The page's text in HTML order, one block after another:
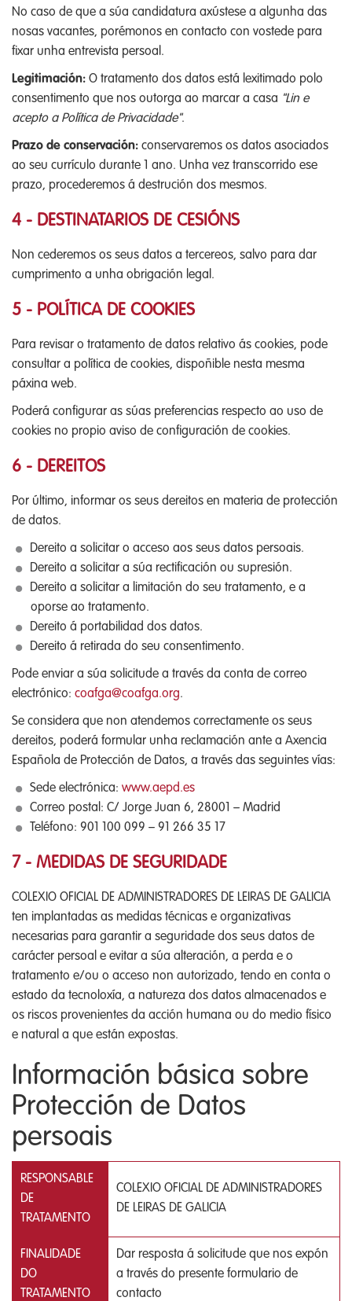
No caso de que a súa candidatura axústese a algunha das
nosas vacantes, porémonos en contacto con vostede para
fixar unha entrevista persoal.
Legitimación: O tratamento dos datos está lexitimado polo
consentimento que nos outorga ao marcar a casa "Lin e
acepto a Política de Privacidade".
Prazo de conservación: conservaremos os datos asociados
ao seu currículo durante 1 ano. Unha vez transcorrido ese
prazo, procederemos á destrución dos mesmos.
4 - DESTINATARIOS DE CESIÓNS
Non cederemos os seus datos a tercereos, salvo para dar
cumprimento a unha obrigación legal.
5 - POLÍTICA DE COOKIES
Para revisar o tratamento de datos relativo ás cookies, pode
consultar a política de cookies, dispoñible nesta mesma
páxina web.
Poderá configurar as súas preferencias respecto ao uso de
cookies no propio aviso de configuración de cookies.
6 - DEREITOS
Por último, informar os seus dereitos en materia de protección
de datos.
Dereito a solicitar o acceso aos seus datos persoais.
Dereito a solicitar a súa rectificación ou supresión.
Dereito a solicitar a limitación do seu tratamento, e a
oporse ao tratamento.
Dereito á portabilidad dos datos.
Dereito á retirada do seu consentimento.
Pode enviar a súa solicitude a través da conta de correo
electrónico: coafga@coafga.org.
Se considera que non atendemos correctamente os seus
dereitos, poderá formular unha reclamación ante a Axencia
Española de Protección de Datos, a través das seguintes vías:
Sede electrónica: www.aepd.es
Correo postal: C/ Jorge Juan 6, 28001 – Madrid
Teléfono: 901 100 099 – 91 266 35 17
7 - MEDIDAS DE SEGURIDADE
COLEXIO OFICIAL DE ADMINISTRADORES DE LEIRAS DE GALICIA
ten implantadas as medidas técnicas e organizativas
necesarias para garantir a seguridade dos seus datos de
carácter persoal e evitar a súa alteración, a perda e o
tratamento e/ou o acceso non autorizado, tendo en conta o
estado da tecnoloxía, a natureza dos datos almacenados e
os riscos provenientes da acción humana ou do medio físico
e natural a que están expostas.
Información básica sobre
Protección de Datos
persoais
RESPONSABLE
DE
TRATAMENTO
COLEXIO OFICIAL DE ADMINISTRADORES
DE LEIRAS DE GALICIA
FINALIDADE
DO
TRATAMENTO
Dar resposta á solicitude que nos expón
a través do presente formulario de
contacto